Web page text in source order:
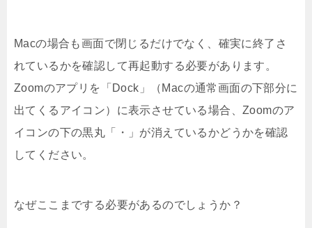
Macの場合も画面で閉じるだけでなく、確実に終了さ
れているかを確認して再起動する必要があります。
Zoomのアプリを「Dock」（Macの通常画面の下部分に
出てくるアイコン）に表示させている場合、Zoomのア
イコンの下の黒丸「・」が消えているかどうかを確認
してください。
なぜここまでする必要があるのでしょうか？